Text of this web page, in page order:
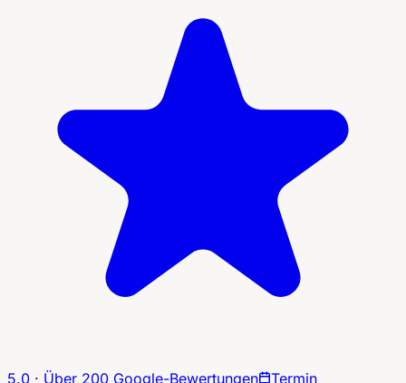
5.0 · Über 200 Google-Bewertungen
Termin